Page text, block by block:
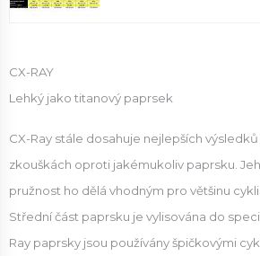
CX-RAY
Lehký jako titanový paprsek
CX-Ray stále dosahuje nejlepších
zkouškách oproti jakémukoliv paprsku.
pružnost ho dělá vhodným pro většinu
Střední část paprsku je vylisována do
Ray paprsky jsou používány špičkovými